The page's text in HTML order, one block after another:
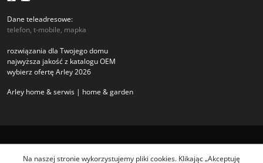
Dane teleadresowe:
telefon, t-mobile, mapka
rozwiązania dla Twojego domu
najwyższa jakość z katalogu OEM
wybierz ofertę Arley 2026
Arley home & serwis | home & garden
Na naszej stronie wykorzystujemy pliki cookies. Klikając „Akceptuję